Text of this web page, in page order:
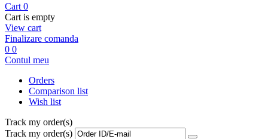
Cart 0
Cart is empty
View cart
Finalizare comanda
0 0
Contul meu
Orders
Comparison list
Wish list
Track my order(s)
Track my order(s)